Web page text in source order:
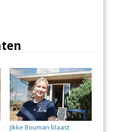
Jikke Bouman blaast